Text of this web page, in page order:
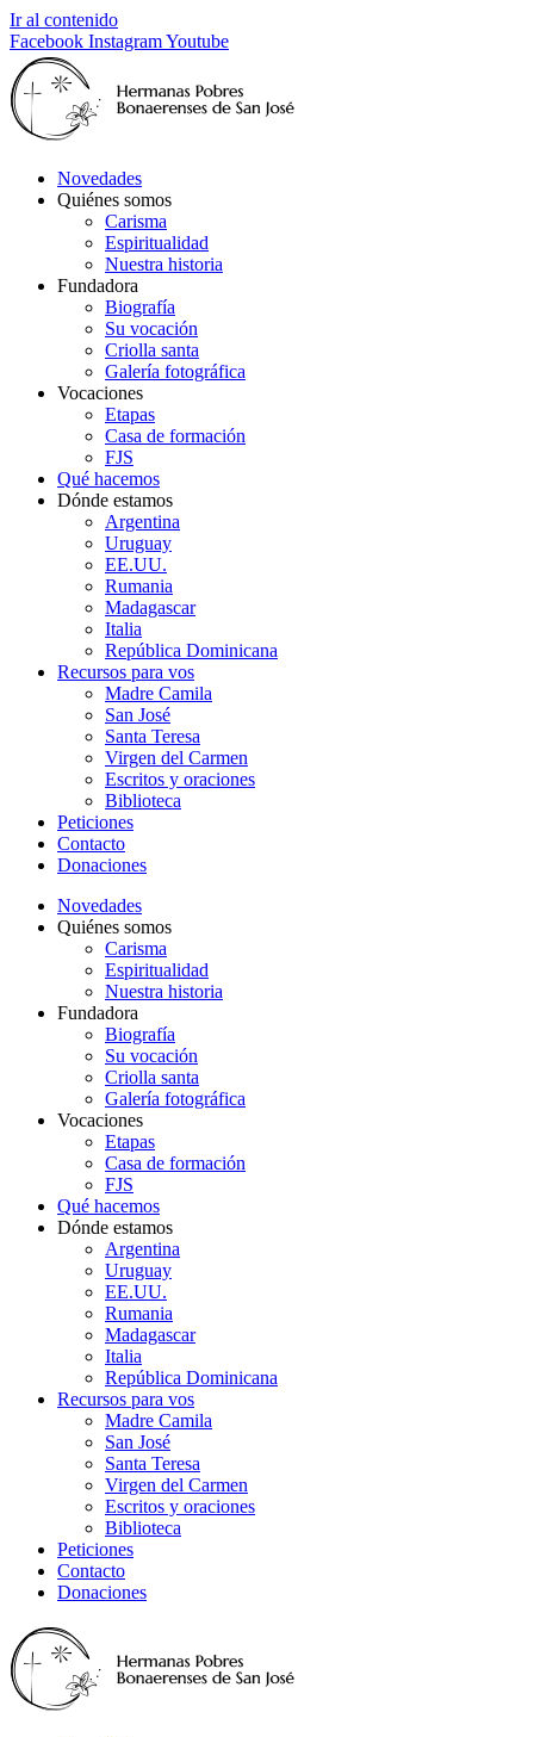
Ir al contenido
Facebook InstagramYoutube
Novedades
Quiénes somos
Carisma
Espiritualidad
Nuestra historia
Fundadora
Biografía
Su vocación
Criolla santa
Galería fotográfica
Vocaciones
Etapas
Casa de formación
FJS
Qué hacemos
Dónde estamos
Argentina
Uruguay
EE.UU.
Rumania
Madagascar
Italia
República Dominicana
Recursos para vos
Madre Camila
San José
Santa Teresa
Virgen del Carmen
Escritos y oraciones
Biblioteca
Peticiones
Contacto
Donaciones
Novedades
Quiénes somos
Carisma
Espiritualidad
Nuestra historia
Fundadora
Biografía
Su vocación
Criolla santa
Galería fotográfica
Vocaciones
Etapas
Casa de formación
FJS
Qué hacemos
Dónde estamos
Argentina
Uruguay
EE.UU.
Rumania
Madagascar
Italia
República Dominicana
Recursos para vos
Madre Camila
San José
Santa Teresa
Virgen del Carmen
Escritos y oraciones
Biblioteca
Peticiones
Contacto
Donaciones